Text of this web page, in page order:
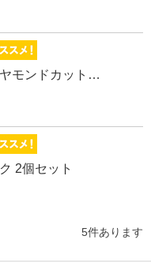
ウォールダイヤモンドカットソーラーライト
2個セット
5件あります